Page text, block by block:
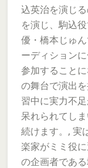
込英治を演じ
を演じ、駒込
優・橋本じゅ
ーディション
参加すること
の舞台で演出
習中に実力不
呆れられてし
続けます。, 実
楽家がミミ役
の企画者であ